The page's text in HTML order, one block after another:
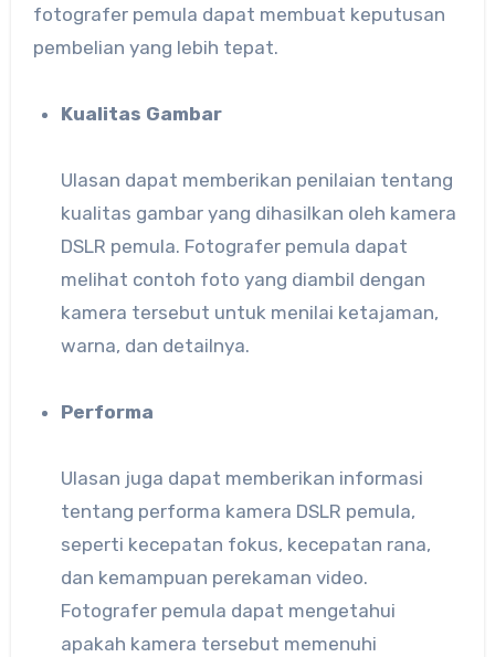
fotografer pemula dapat membuat keputusan
pembelian yang lebih tepat.
Kualitas Gambar
Ulasan dapat memberikan penilaian tentang
kualitas gambar yang dihasilkan oleh kamera
DSLR pemula. Fotografer pemula dapat
melihat contoh foto yang diambil dengan
kamera tersebut untuk menilai ketajaman,
warna, dan detailnya.
Performa
Ulasan juga dapat memberikan informasi
tentang performa kamera DSLR pemula,
seperti kecepatan fokus, kecepatan rana,
dan kemampuan perekaman video.
Fotografer pemula dapat mengetahui
apakah kamera tersebut memenuhi